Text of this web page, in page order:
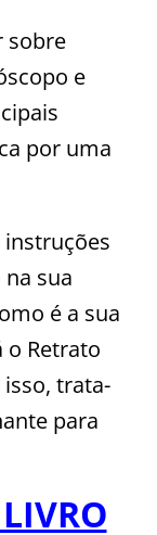
sobre
e
por uma
instruções
sua
é a sua
o Retrato
isso, trata-
para